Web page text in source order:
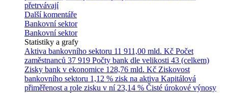
přetrvávají
Další komentáře
Bankovní sektor
Bankovní sektor
Statistiky a grafy
Aktiva bankovního sektoru 11 911,00 mld. Kč Počet
zaměstnanců 37 919 Počty bank dle velikosti 43 (celkem)
Zisky bank v ekonomice 128,76 mld. Kč Ziskovost
bankovního sektoru 1,12 % zisk na aktiva Kapitálová
přiměřenost a role zisku v ní 23,14 % Čisté úrokové výnosy